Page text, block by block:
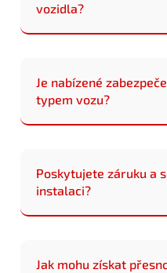
vozidla?
Je nabízené
typem vozu?
Poskytujete záruku a
instalaci?
Jak mohu získat